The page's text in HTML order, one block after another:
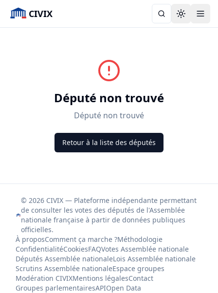
CIVIX Toggle
Député non trouvé
Député non trouvé
Retour à la liste des députés
© 2026 CIVIX — Plateforme indépendante permettant
de consulter les votes des députés de l'Assemblée
nationale française à partir de données publiques
officielles.
À proposComment ça marche ?Méthodologie
ConfidentialitéCookiesFAQVotes Assemblée nationale
Députés Assemblée nationaleLois Assemblée nationale
Scrutins Assemblée nationaleEspace groupes
Modération CIVIXMentions légalesContact
Groupes parlementairesAPIOpen Data